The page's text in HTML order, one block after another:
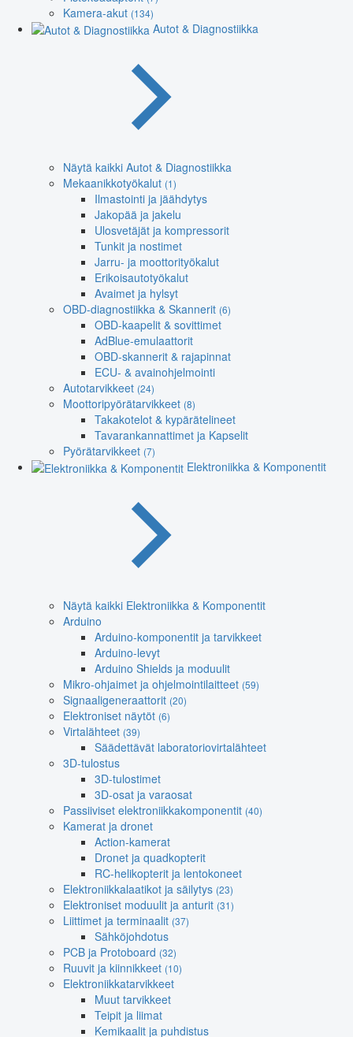
Kamera-akut (134)
Autot & Diagnostiikka
Näytä kaikki Autot & Diagnostiikka
Mekaanikkotyökalut (1)
Ilmastointi ja jäähdytys
Jakopää ja jakelu
Ulosvetäjät ja kompressorit
Tunkit ja nostimet
Jarru- ja moottorityökalut
Erikoisautotyökalut
Avaimet ja hylsyt
OBD-diagnostiikka & Skannerit (6)
OBD-kaapelit & sovittimet
AdBlue-emulaattorit
OBD-skannerit & rajapinnat
ECU- & avainohjelmointi
Autotarvikkeet (24)
Moottoripyörätarvikkeet (8)
Takakotelot & kypärätelineet
Tavarankannattimet ja Kapselit
Pyörätarvikkeet (7)
Elektroniikka & Komponentit
Näytä kaikki Elektroniikka & Komponentit
Arduino
Arduino-komponentit ja tarvikkeet
Arduino-levyt
Arduino Shields ja moduulit
Mikro-ohjaimet ja ohjelmointilaitteet (59)
Signaaligeneraattorit (20)
Elektroniset näytöt (6)
Virtalähteet (39)
Säädettävät laboratoriovirtalähteet
3D-tulostus
3D-tulostimet
3D-osat ja varaosat
Passiiviset elektroniikkakomponentit (40)
Kamerat ja dronet
Action-kamerat
Dronet ja quadkopterit
RC-helikopterit ja lentokoneet
Elektroniikkalaatikot ja säilytys (23)
Elektroniset moduulit ja anturit (31)
Liittimet ja terminaalit (37)
Sähköjohdotus
PCB ja Protoboard (32)
Ruuvit ja kiinnikkeet (10)
Elektroniikkatarvikkeet
Muut tarvikkeet
Teipit ja liimat
Kemikaalit ja puhdistus